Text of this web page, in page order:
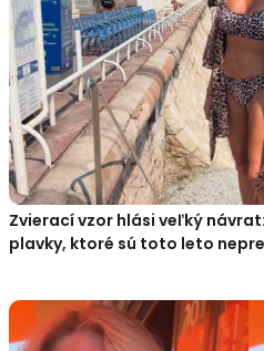
Zvierací vzor hlási veľký
plavky, ktoré sú toto leto